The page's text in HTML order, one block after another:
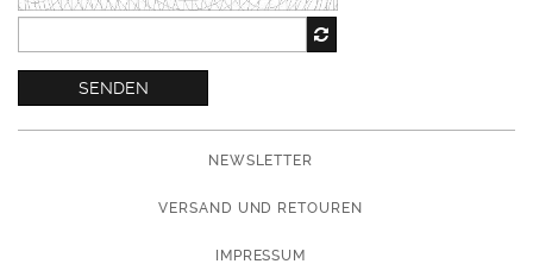
SENDEN
NEWSLETTER
VERSAND UND RETOUREN
IMPRESSUM